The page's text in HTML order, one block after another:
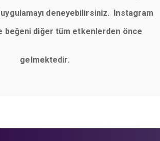
deneyebilirsiniz. Instagram
beğeni diğer tüm etkenlerden önce
gelmektedir.